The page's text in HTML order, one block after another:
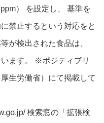
） を設定し、 基準を
禁止するという対応をと
が検出された食品は、
ます。 ※ポジティブリ
生労働省）にて掲載して
検索窓の「拡張検